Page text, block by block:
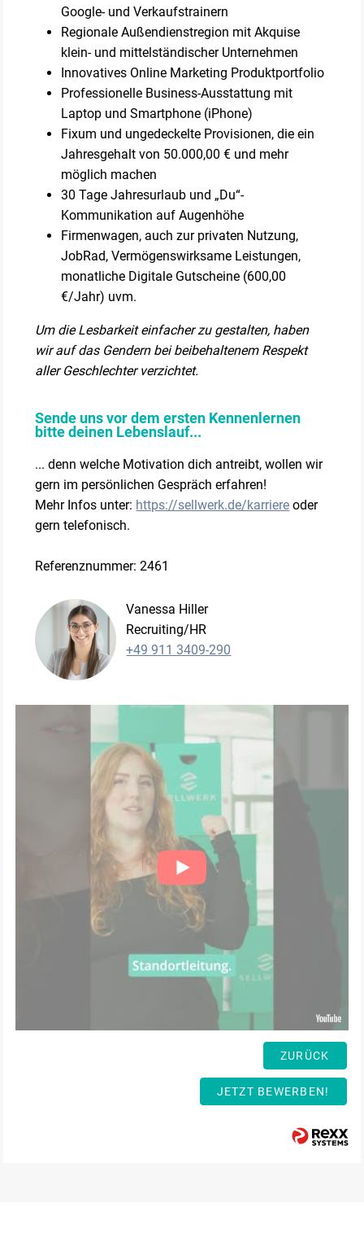
Google- und Verkaufstrainern
Regionale Außendienstregion mit Akquise
klein- und mittelständischer Unternehmen
Innovatives Online Marketing Produktportfolio
Professionelle Business-Ausstattung mit
Laptop und Smartphone (iPhone)
Fixum und ungedeckelte Provisionen, die ein
Jahresgehalt von 50.000,00 € und mehr
möglich machen
30 Tage Jahresurlaub und „Du“-
Kommunikation auf Augenhöhe
Firmenwagen, auch zur privaten Nutzung,
JobRad, Vermögenswirksame Leistungen,
monatliche Digitale Gutscheine (600,00
€/Jahr) uvm.
Um die Lesbarkeit einfacher zu gestalten, haben
wir auf das Gendern bei beibehaltenem Respekt
aller Geschlechter verzichtet.
Sende uns vor dem ersten Kennenlernen
bitte deinen Lebenslauf...
... denn welche Motivation dich antreibt, wollen wir
gern im persönlichen Gespräch erfahren!
Mehr Infos unter: https://sellwerk.de/karriere oder
gern telefonisch.
Referenznummer: 2461
Vanessa Hiller
Recruiting/HR
+49 911 3409-290
ZURÜCK
JETZT BEWERBEN!